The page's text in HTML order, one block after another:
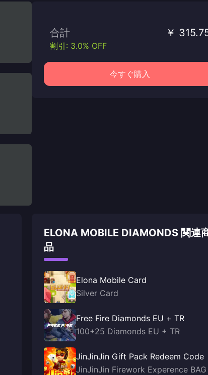
合計 ￥
割引: 3.0% OFF
今すぐ購入
ELONA MOBILE DIAMONDS 関連
品
Elona Mobile Card
Silver Card
Free Fire Diamonds EU + TR
100+25 Diamonds EU + TR
JinJinJin Gift Pack Redeem Code
JinJinJin Firework Experence BAG